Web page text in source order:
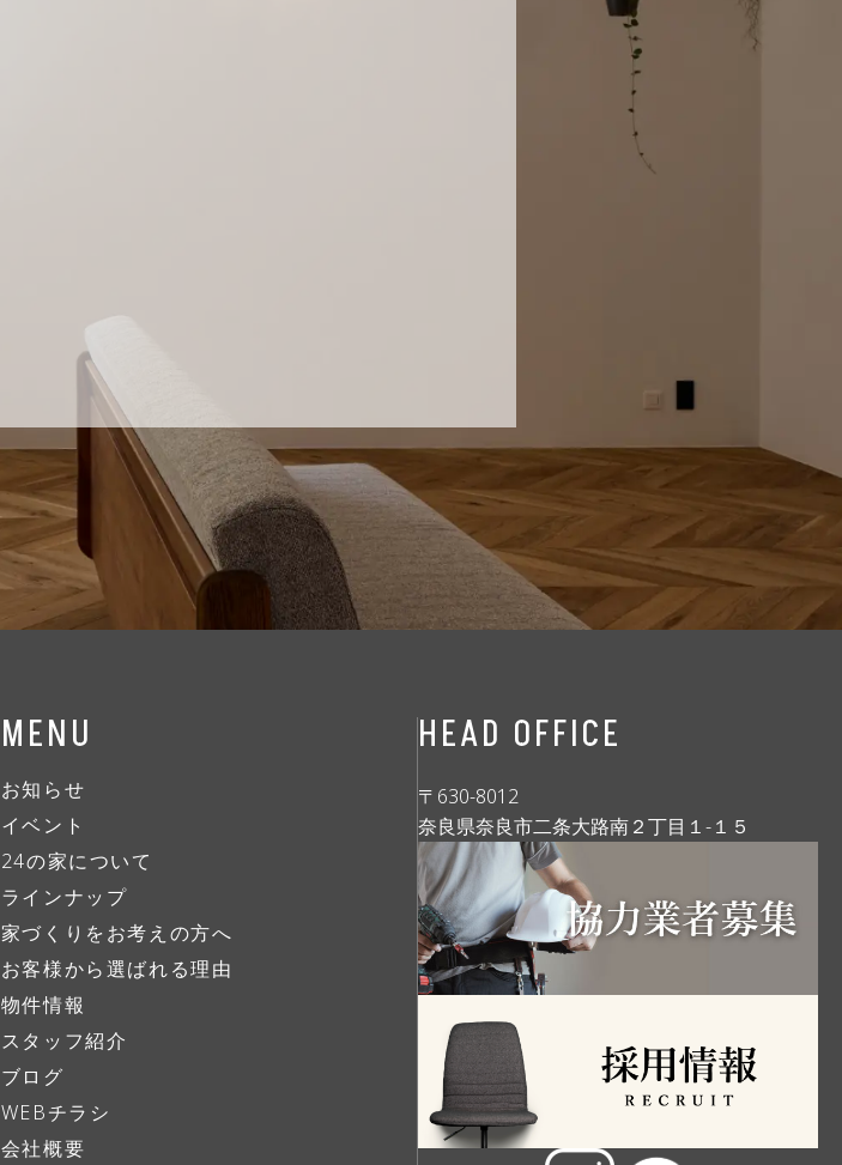
MENU
お知らせ
イベント
24の家について
ラインナップ
家づくりをお考えの方へ
お客様から選ばれる理由
物件情報
スタッフ紹介
ブログ
WEBチラシ
会社概要
HEAD OFFICE
〒630-8012
奈良県奈良市二条大路南２丁目１-１５